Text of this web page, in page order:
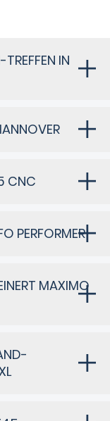
IN
CNC
PERFORMER
MAXIMO